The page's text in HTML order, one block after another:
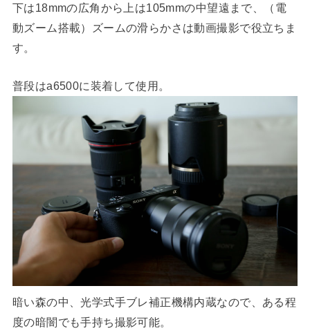
下は18mmの広角から上は105mmの中望遠まで、（電
動ズーム搭載）ズームの滑らかさは動画撮影で役立ちま
す。
普段はa6500に装着して使用。
暗い森の中、光学式手ブレ補正機構内蔵なので、ある程
度の暗闇でも手持ち撮影可能。